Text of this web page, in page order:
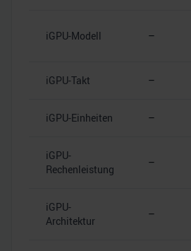
iGPU-Modell –
iGPU-Takt –
iGPU-Einheiten –
iGPU-
Rechenleistung
–
iGPU-
Architektur
–